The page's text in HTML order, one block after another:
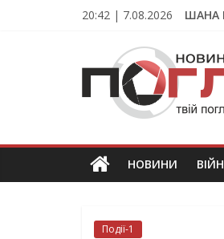
20:42 | 7.08.2026 ШАНА
Новини
Тернополя.
новини
та
НОВИНИ
Події-1